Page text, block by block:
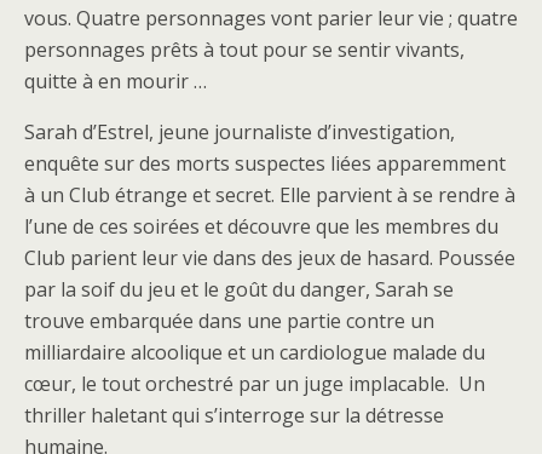
vous. Quatre personnages vont parier leur vie ; quatre
personnages prêts à tout pour se sentir vivants,
quitte à en mourir …
Sarah d’Estrel, jeune journaliste d’investigation,
enquête sur des morts suspectes liées apparemment
à un Club étrange et secret. Elle parvient à se rendre à
l’une de ces soirées et découvre que les membres du
Club parient leur vie dans des jeux de hasard. Poussée
par la soif du jeu et le goût du danger, Sarah se
trouve embarquée dans une partie contre un
milliardaire alcoolique et un cardiologue malade du
cœur, le tout orchestré par un juge implacable. Un
thriller haletant qui s’interroge sur la détresse
humaine.